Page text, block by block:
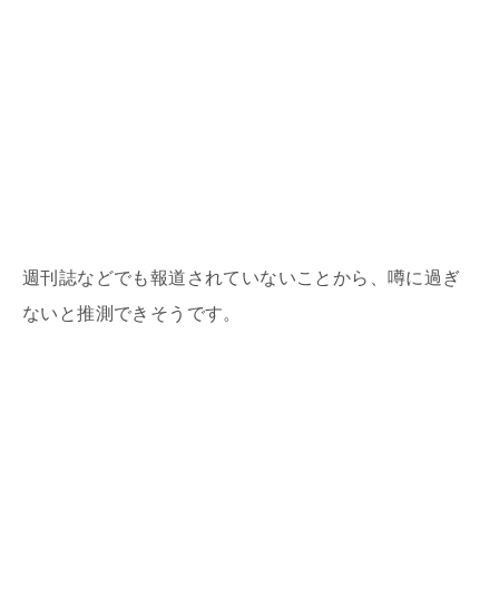
週刊誌などでも報道されていないことから、噂に過ぎ
ないと推測できそうです。